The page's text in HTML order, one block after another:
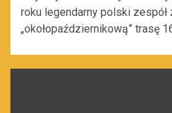
roku legendarny polski
„okołopaździernikową” trasę